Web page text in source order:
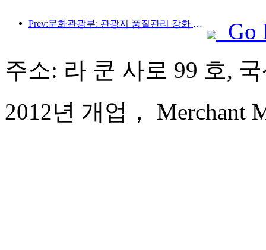
Prev:문화관광부: 관광지 품질관리 강화 및 명승지 서비스 수준 향상
Go
주소: 라 쿤 사로 99 호,
2012년 개업， Merchant